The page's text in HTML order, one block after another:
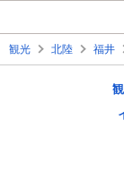
観光 北陸 福井